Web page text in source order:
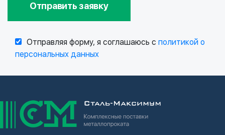
Отправить заявку
Отправляя форму, я соглашаюсь с политикой о
персональных данных